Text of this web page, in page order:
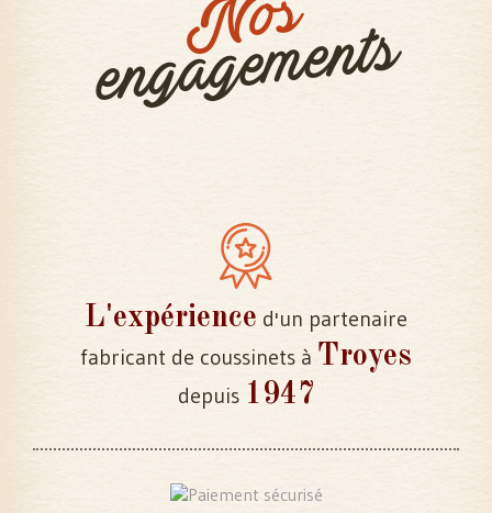
Nos
engagements
L'expérience d'un partenaire
fabricant de coussinets à Troyes
depuis 1947